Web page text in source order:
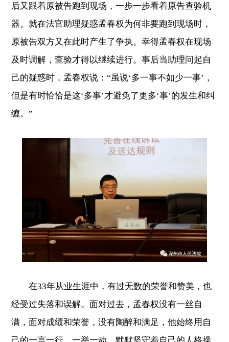
后又跟着原被告跑到现场，一步一步看着原告查验机
器。就在法官助理疑惑孟春权为何非要跑到现场时，
原被告双方又在此时产生了争执。幸得孟春权在现场
及时调解，查验才得以继续进行。事后当助理问起自
己的疑惑时，孟春权说：“虽说‘多一事不如少一事’，
但是有时恰恰是这‘多事’才避免了更多‘事’的发生和纠
缠。”
在33年从业生涯中，有过无数的荣誉和赞美，也
经受过失落和误解。面对过去，孟春权没有一丝自
满，面对成绩和荣誉，没有陶醉和满足，他始终用自
己的一言一行、一举一动，默默坚守着自己的人格操